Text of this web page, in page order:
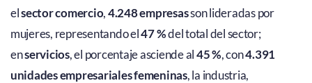
elsector comercio,4.248 empresasson lideradas por
mujeres, representando el47 %del total del sector;
enservicios, el porcentaje asciende al45 %, con4.391
unidades empresariales femeninas, la industria,